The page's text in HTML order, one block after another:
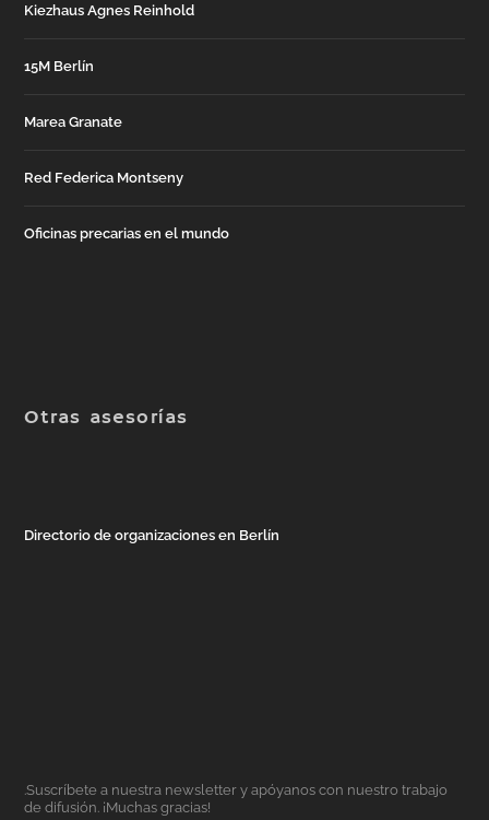
Kiezhaus Agnes Reinhold
15M Berlín
Marea Granate
Red Federica Montseny
Oficinas precarias en el mundo
Otras asesorías
Directorio de organizaciones en Berlín
.Suscríbete a nuestra newsletter y apóyanos con nuestro trabajo
de difusión. ¡Muchas gracias!